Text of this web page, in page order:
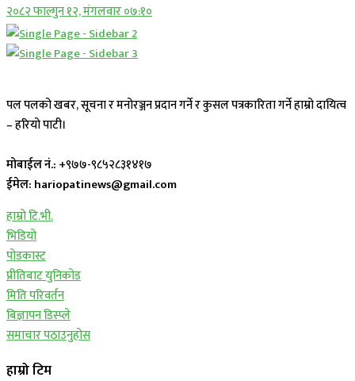
२०८२ फाल्गुन १२, मंगलवार ०७:१०
पल पलको खबर, सूचना र मनोरञ्जन प्रदान गर्ने र कुसल पत्रकारिता गर्ने हाम्रो दायित्व
– हरियो पाटी।
मोबाईल नं.: +९७७-९८५२८३१४१७
ईमेल: hariopatinews@gmail.com
हाम्रो टि.भी.
भिडियो
पोडकास्ट
प्रीतिबाट युनिकोड
मिति परिवर्तन
बिज्ञापन डिस्प्ले
समाचार पठाउनुहोस
हाम्रो टिम